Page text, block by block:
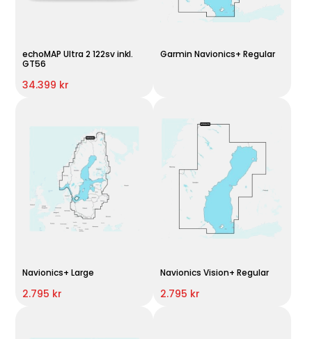
echoMAP Ultra 2 122sv inkl.
GT56
34.399 kr
Garmin Navionics+ Regular
Navionics+ Large
2.795 kr
Navionics Vision+ Regular
2.795 kr